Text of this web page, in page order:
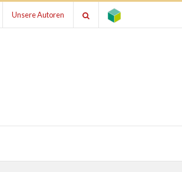
Unsere Autoren